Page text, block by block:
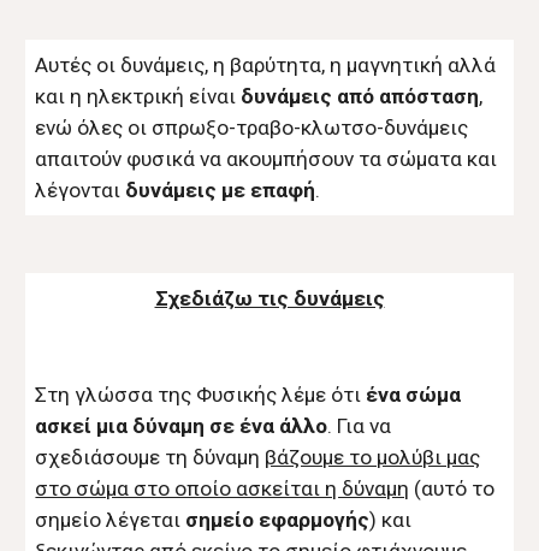
Αυτές οι δυνάμεις, η βαρύτητα, η μαγνητική αλλά
και η ηλεκτρική είναι δυνάμεις από απόσταση,
ενώ όλες οι σπρωξο-τραβο-κλωτσο-δυνάμεις
απαιτούν φυσικά να ακουμπήσουν τα σώματα και
λέγονται δυνάμεις με επαφή.
Σχεδιάζω τις δυνάμεις
Στη γλώσσα της Φυσικής λέμε ότι ένα σώμα
ασκεί μια δύναμη σε ένα άλλο. Για να
σχεδιάσουμε τη δύναμη βάζουμε το μολύβι μας
στο σώμα στο οποίο ασκείται η δύναμη (αυτό το
σημείο λέγεται σημείο εφαρμογής) και